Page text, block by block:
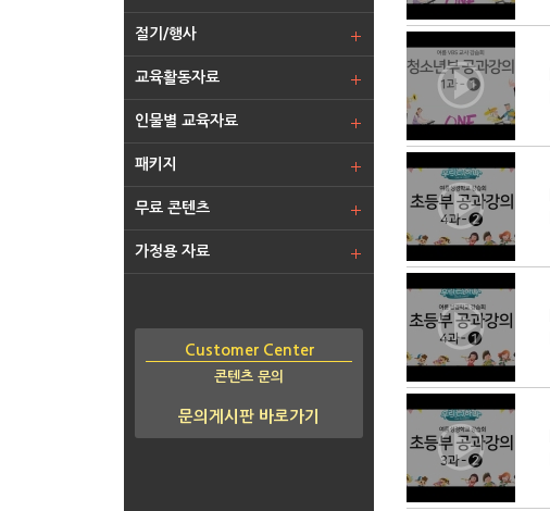
절기/행사
교육활동자료
인물별 교육자료
패키지
무료 콘텐츠
가정용 자료
Customer Center
콘텐츠 문의
문의게시판 바로가기